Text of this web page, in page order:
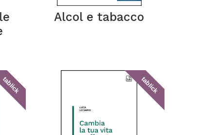
Alcol e tabacco
tablick tablick